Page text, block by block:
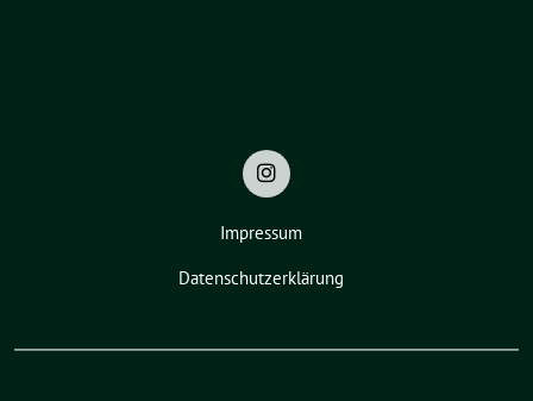
Impressum
Datenschutzerklärung